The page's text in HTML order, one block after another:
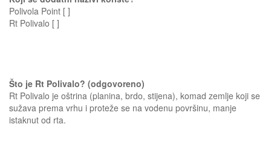
Polivola Point [ ]
Rt Polivalo [ ]
Što je Rt Polivalo? (odgovoreno)
Rt Polivalo je oštrina (planina, brdo, stijena), komad zemlje koji se
sužava prema vrhu i proteže se na vodenu površinu, manje
istaknut od rta.